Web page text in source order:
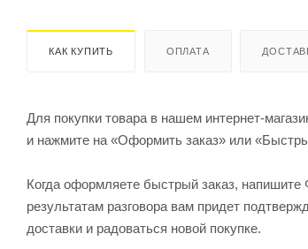
КАК КУПИТЬ ОПЛАТА
Для покупки товара в нашем интернет-
и нажмите на «Оформить заказ» или
Когда оформляете быстрый заказ,
результатам разговора вам придет
доставки и радоваться новой покупке.